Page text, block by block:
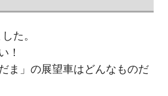
た。
！
ま」の展望車はどんなものだ